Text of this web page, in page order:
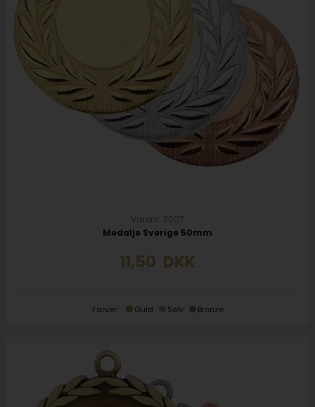
Varenr. 3007
Medalje Sverige 50mm
11,50 DKK
Farver: Guld Sølv Bronze